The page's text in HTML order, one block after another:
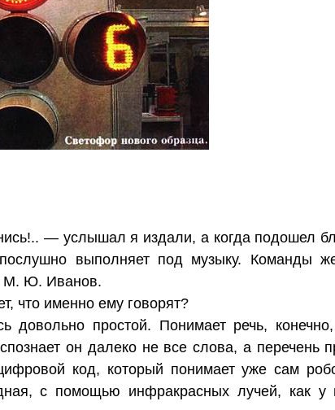
— услышал я издали, а когда подошел
выполняет под музыку. Команды
М. Ю. Иванов.
что именно ему говорят?
довольно простой. Понимает речь,
он далеко не все слова, а перечень
код, который понимает уже сам
с помощью инфракрасных лучей, как у